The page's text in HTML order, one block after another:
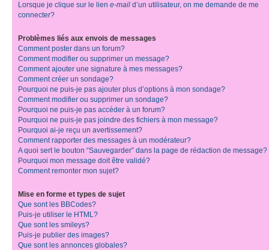
Lorsque je clique sur le lien e-mail d’un utilisateur, on me demande de me
connecter?
Problèmes liés aux envois de messages
Comment poster dans un forum?
Comment modifier ou supprimer un message?
Comment ajouter une signature à mes messages?
Comment créer un sondage?
Pourquoi ne puis-je pas ajouter plus d’options à mon sondage?
Comment modifier ou supprimer un sondage?
Pourquoi ne puis-je pas accéder à un forum?
Pourquoi ne puis-je pas joindre des fichiers à mon message?
Pourquoi ai-je reçu un avertissement?
Comment rapporter des messages à un modérateur?
A quoi sert le bouton “Sauvegarder” dans la page de rédaction de message?
Pourquoi mon message doit être validé?
Comment remonter mon sujet?
Mise en forme et types de sujet
Que sont les BBCodes?
Puis-je utiliser le HTML?
Que sont les smileys?
Puis-je publier des images?
Que sont les annonces globales?